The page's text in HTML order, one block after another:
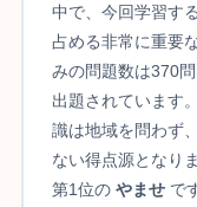
中で、今回学習す
占める非常に重要
みの問題数は370
出題されています
識は地域を問わず
ない得点源となり
第1位の やませで